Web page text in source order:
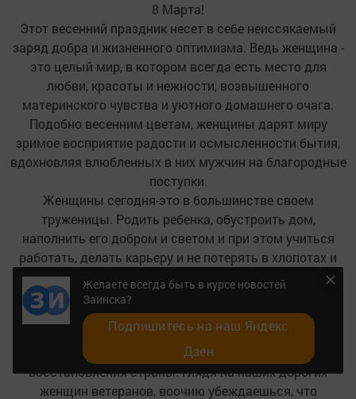
8 Марта!
Этот весенний праздник несет в себе неиссякаемый
заряд добра и жизненного оптимизма. Ведь женщина -
это целый мир, в котором всегда есть место для
любви, красоты и нежности, возвышенного
материнского чувства и уютного домашнего очага.
Подобно весенним цветам, женщины дарят миру
зримое восприятие радости и осмысленности бытия,
вдохновляя влюбленных в них мужчин на благородные
поступки.
Женщины сегодня-это в большинстве своем
труженицы. Родить ребенка, обустроить дом,
наполнить его добром и светом и при этом учиться
работать, делать карьеру и не потерять в хлопотах и
заботах свое женское очарование-все это под силу
нашим женщинам.
Особой признательности и благодарности
заслуживают женщины старшего поколения, на долю
которых выпали военное лихолетье и тяжелые годы
восстановления страны. Глядя на наших дорогих
женщин ветеранов, воочию убеждаешься, что
Желаете всегда быть в курсе новостей
Заинска?
Подпишитесь на наш Яндекс
Дзен